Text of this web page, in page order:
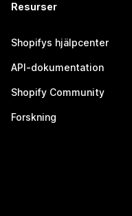
Resurser
Shopifys hjälpcenter
API-dokumentation
Shopify Community
Forskning